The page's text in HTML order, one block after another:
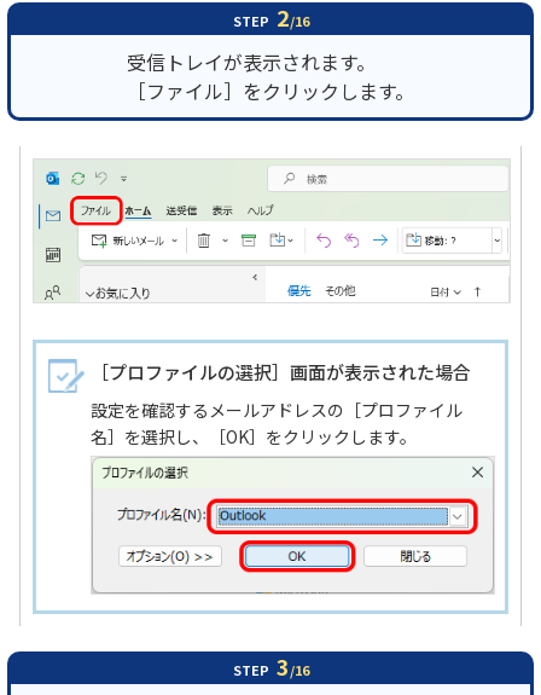
STEP 2/16
受信トレイが表示されます。
［ファイル］をクリックします。
［プロファイルの選択］画面が表示された場合
設定を確認するメールアドレスの［プロファイル
名］を選択し、［OK］をクリックします。
STEP 3/16